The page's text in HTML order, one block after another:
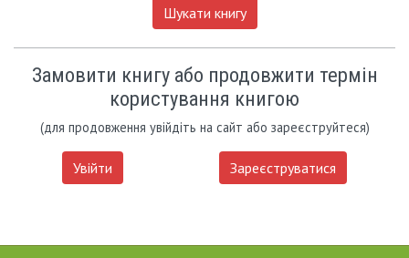
Шукати книгу
Замовити книгу або продовжити термін
користування книгою
(для продовження увійдіть на сайт або зареєструйтеся)
Увійти Зареєструватися